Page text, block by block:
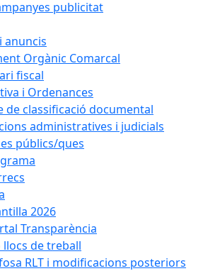
publicitat
anuncis
Orgànic Comarcal
fiscal
i Ordenances
de classificació documental
administratives i judicials
públics/ques
2026
Transparència
llocs de treball
RLT i modificacions posteriors